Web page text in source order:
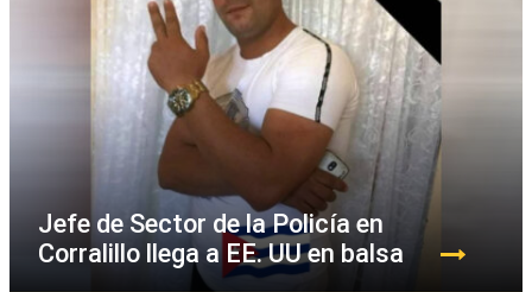
Jefe de Sector de la Policía en
Corralillo llega a EE. UU en balsa